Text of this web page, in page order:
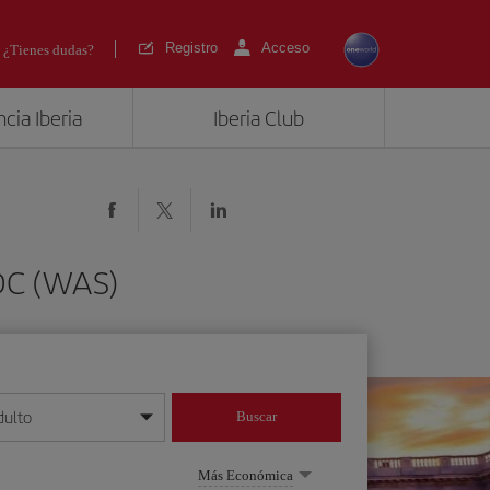
¿Tienes dudas? Registro Acceso
Iberia Iberia Club
(WAS)
mes/año
Buscar
Más Económica